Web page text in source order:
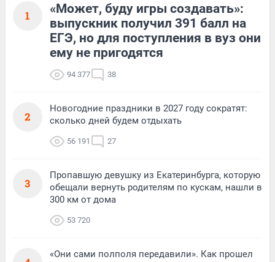
1
«Может, буду игры создавать»:
выпускник получил 391 балл на
ЕГЭ, но для поступления в вуз они
ему не пригодятся
94 377 38
2
Новогодние праздники в 2027 году сократят:
сколько дней будем отдыхать
56 191 27
3
Пропавшую девушку из Екатеринбурга, которую
обещали вернуть родителям по кускам, нашли в
300 км от дома
53 720
«Они сами полполя передавили». Как прошел